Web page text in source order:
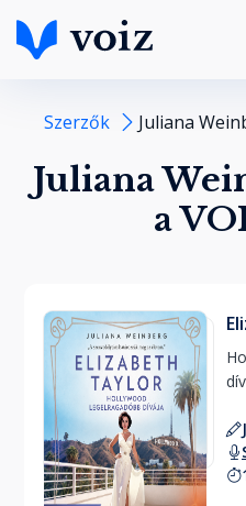
Szerzők Juliana
Juliana
a